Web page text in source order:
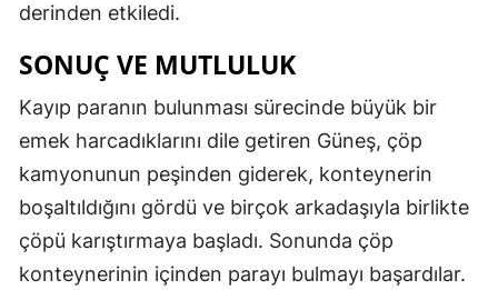
derinden etkiledi.
SONUÇ VE MUTLULUK
Kayıp paranın bulunması sürecinde büyük bir
emek harcadıklarını dile getiren Güneş, çöp
kamyonunun peşinden giderek, konteynerin
boşaltıldığını gördü ve birçok arkadaşıyla birlikte
çöpü karıştırmaya başladı. Sonunda çöp
konteynerinin içinden parayı bulmayı başardılar.